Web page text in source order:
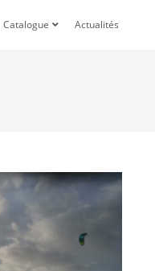
Catalogue
Actualités